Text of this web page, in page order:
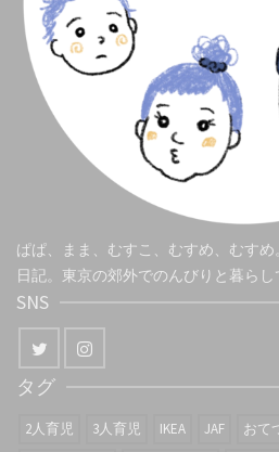
ぱぱ、まま、むすこ、むすめ、むす
日記。東京の郊外でのんびりと暮らし
SNS
タグ
2人育児 3人育児 IKEA JAF おて